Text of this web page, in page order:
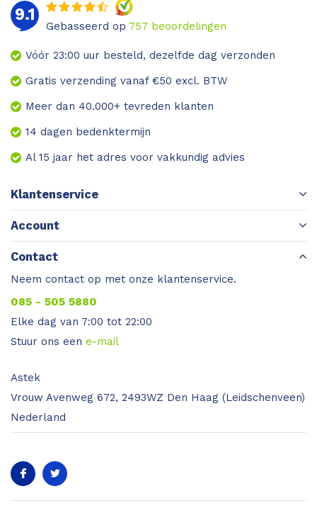
9.1
Gebasseerd op 757 beoordelingen
Vóór 23:00 uur besteld, dezelfde dag verzonden
Gratis verzending vanaf €50 excl. BTW
Meer dan 40.000+ tevreden klanten
14 dagen bedenktermijn
Al 15 jaar het adres voor vakkundig advies
Klantenservice
Account
Contact
Neem contact op met onze klantenservice.
085 - 505 5880
Elke dag van 7:00 tot 22:00
Stuur ons een e-mail
Astek
Vrouw Avenweg 672, 2493WZ Den Haag (Leidschenveen)
Nederland